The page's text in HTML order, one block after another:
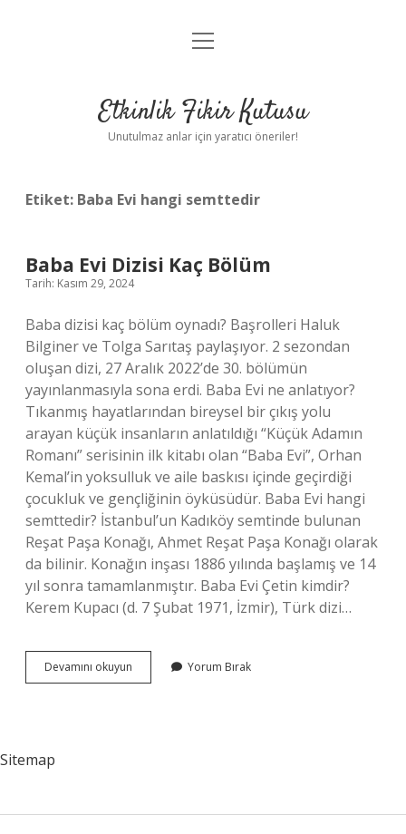
Anasayfa
Yasal Uyarı
menüyü
Etkinlik Fikir Kutusu
Unutulmaz anlar için yaratıcı öneriler!
Etiket: Baba Evi hangi semttedir
Baba Evi Dizisi Kaç Bölüm
Tarih: Kasım 29, 2024
Baba dizisi kaç bölüm oynadı? Başrolleri Haluk
Bilginer ve Tolga Sarıtaş paylaşıyor. 2 sezondan
oluşan dizi, 27 Aralık 2022’de 30. bölümün
yayınlanmasıyla sona erdi. Baba Evi ne anlatıyor?
Tıkanmış hayatlarından bireysel bir çıkış yolu
arayan küçük insanların anlatıldığı “Küçük Adamın
Romanı” serisinin ilk kitabı olan “Baba Evi”, Orhan
Kemal’in yoksulluk ve aile baskısı içinde geçirdiği
çocukluk ve gençliğinin öyküsüdür. Baba Evi hangi
semttedir? İstanbul’un Kadıköy semtinde bulunan
Reşat Paşa Konağı, Ahmet Reşat Paşa Konağı olarak
da bilinir. Konağın inşası 1886 yılında başlamış ve 14
yıl sonra tamamlanmıştır. Baba Evi Çetin kimdir?
Kerem Kupacı (d. 7 Şubat 1971, İzmir), Türk dizi…
Devamını okuyun
Evi
Yorum Bırak
Sitemap